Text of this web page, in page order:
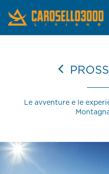
Le avventure e le